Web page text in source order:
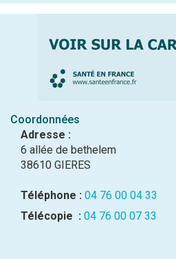
Coordonnées
Adresse :
6 allée de bethelem
38610 GIERES
Téléphone : 04 76 00 04 33
Télécopie : 04 76 00 07 33